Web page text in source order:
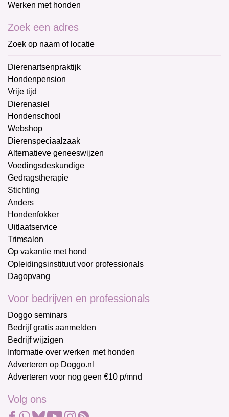
Werken met honden
Zoek een adres
Zoek op naam of locatie
Dierenartsenpraktijk
Hondenpension
Vrije tijd
Dierenasiel
Hondenschool
Webshop
Dierenspeciaalzaak
Alternatieve geneeswijzen
Voedingsdeskundige
Gedragstherapie
Stichting
Anders
Hondenfokker
Uitlaatservice
Trimsalon
Op vakantie met hond
Opleidingsinstituut voor professionals
Dagopvang
Voor bedrijven en professionals
Doggo seminars
Bedrijf gratis aanmelden
Bedrijf wijzigen
Informatie over werken met honden
Adverteren op Doggo.nl
Adverteren voor nog geen €10 p/mnd
Volg ons